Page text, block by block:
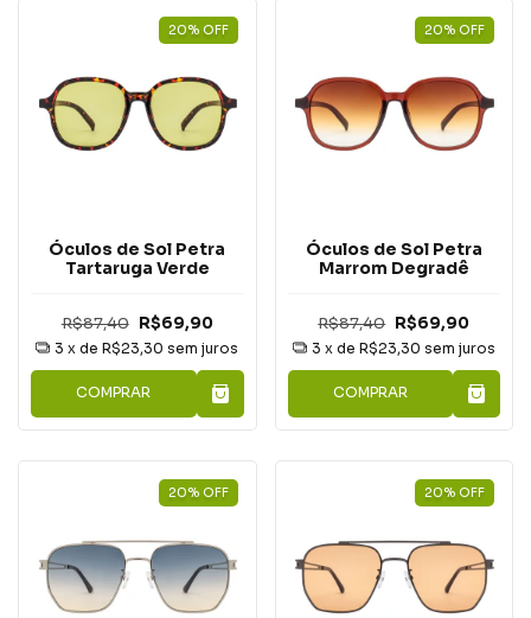
20% OFF
Óculos de Sol Petra
Tartaruga Verde
R$87,40 R$69,90
3 x deR$23,30 sem juros
COMPRAR
20% OFF
Óculos de Sol Petra
Marrom Degradê
R$87,40 R$69,90
3 x de R$23,30 sem juros
COMPRAR
20% OFF 20% OFF